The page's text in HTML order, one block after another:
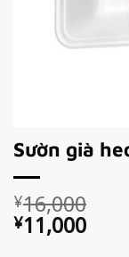
Sườn già
¥16,000
Giá
gốc
¥11,000
Giá
hiện